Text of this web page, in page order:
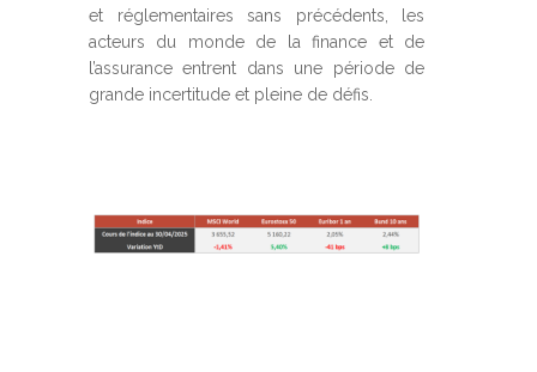
et réglementaires sans précédents, les
acteurs du monde de la finance et de
l’assurance entrent dans une période de
grande incertitude et pleine de défis.